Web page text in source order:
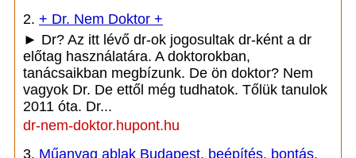
2. + Dr. Nem Doktor +
► Dr? Az itt lévő dr-ok jogosultak dr-ként a dr
előtag használatára. A doktorokban,
tanácsaikban megbízunk. De ön doktor? Nem
vagyok Dr. De ettől még tudhatok. Tőlük tanulok
2011 óta. Dr...
dr-nem-doktor.hupont.hu
3. Műanyag ablak Budapest, beépítés, bontás,